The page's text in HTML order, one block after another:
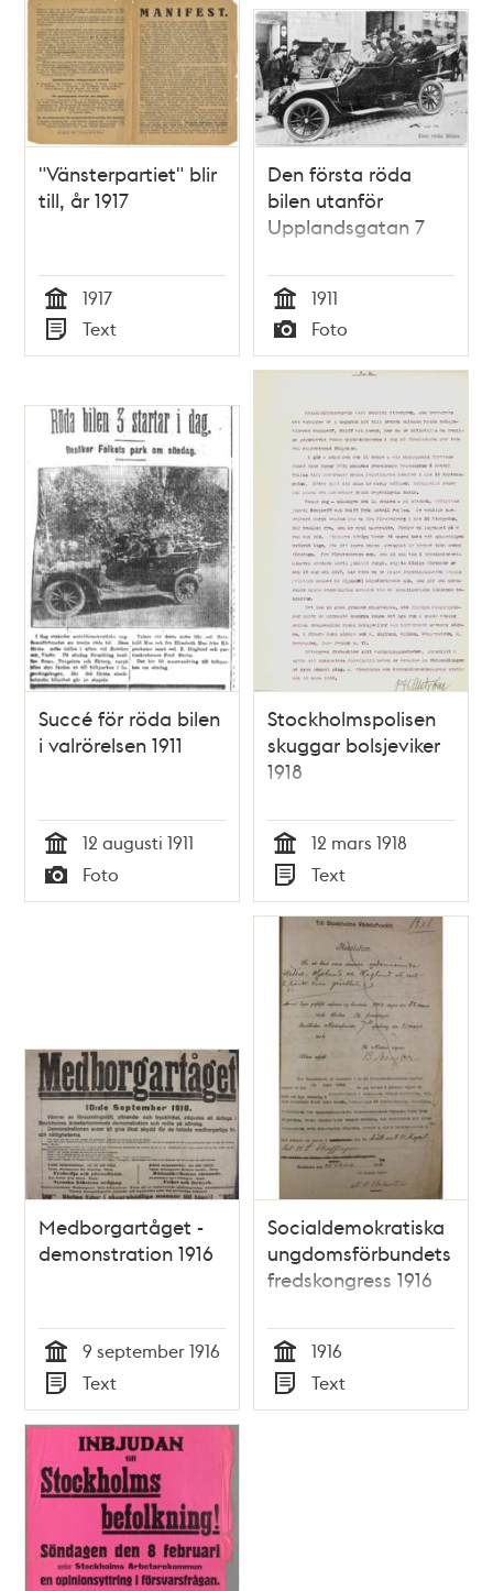
"Vänsterpartiet" blir
till, år 1917
Tid
1917
Typ
Text
Den första röda
bilen utanför
Upplandsgatan 7
Tid
1911
Typ
Foto
Succé för röda bilen
i valrörelsen 1911
Tid
12 augusti 1911
Typ
Foto
Stockholmspolisen
skuggar bolsjeviker
1918
Tid
12 mars 1918
Typ
Text
Medborgartåget -
demonstration 1916
Tid
9 september 1916
Typ
Text
Socialdemokratiska
ungdomsförbundets
fredskongress 1916
Tid
1916
Typ
Text